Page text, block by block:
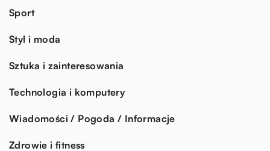
Sport
Styl i moda
Sztuka i zainteresowania
Technologia i komputery
Wiadomości / Pogoda / Informacje
Zdrowie i fitness